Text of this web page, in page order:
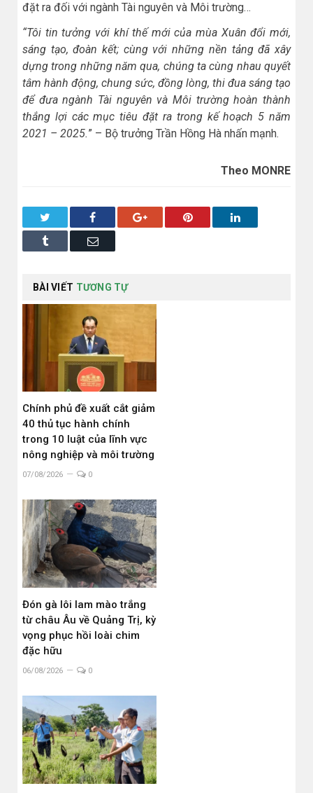
đặt ra đối với ngành Tài nguyên và Môi trường…
“Tôi tin tưởng với khí thế mới của mùa Xuân đổi mới,
sáng tạo, đoàn kết; cùng với những nền tảng đã xây
dựng trong những năm qua, chúng ta cùng nhau quyết
tâm hành động, chung sức, đồng lòng, thi đua sáng tạo
để đưa ngành Tài nguyên và Môi trường hoàn thành
thắng lợi các mục tiêu đặt ra trong kế hoạch 5 năm
2021 – 2025.” – Bộ trưởng Trần Hồng Hà nhấn mạnh.
Theo MONRE
Facebook Google+ Pinterest LinkedIn
Tumblr Email
BÀI VIẾT TƯƠNG TỰ
Chính phủ đề xuất cắt giảm
40 thủ tục hành chính
trong 10 luật của lĩnh vực
nông nghiệp và môi trường
07/08/2026 0
Đón gà lôi lam mào trắng
từ châu Âu về Quảng Trị, kỳ
vọng phục hồi loài chim
đặc hữu
06/08/2026 0